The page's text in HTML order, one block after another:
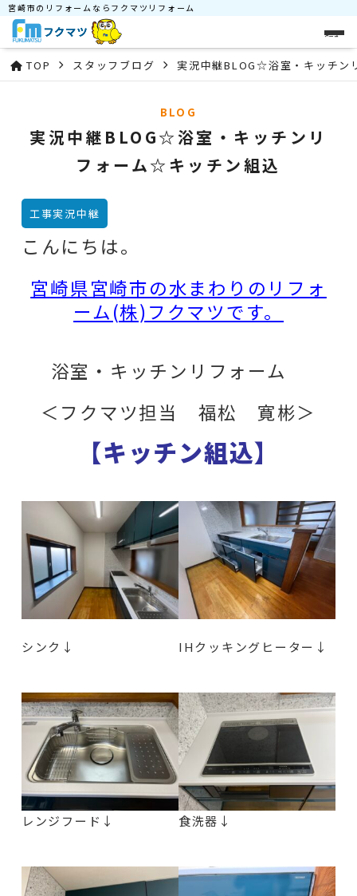
宮崎市のリフォームならフクマツリフォーム
メニュー
TOP スタッフブログ 実況中継BLOG☆浴室・キッチ
BLOG
実況中継BLOG☆浴室・キッチンリ
フォーム☆キッチン組込
工事実況中継
こんにちは。
宮崎県宮崎市の水まわりのリフォ
ーム(株)フクマツです。
浴室・キッチンリフォーム
＜フクマツ担当 福松 寛彬＞
【キッチン組込】
シンク↓ IHクッキングヒーター↓
レンジフード↓ 食洗器↓